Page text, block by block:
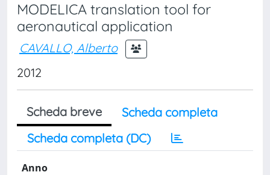
MODELICA translation tool for
aeronautical application
CAVALLO, Alberto
2012
Scheda breve
Scheda completa
Scheda completa (DC)
Anno